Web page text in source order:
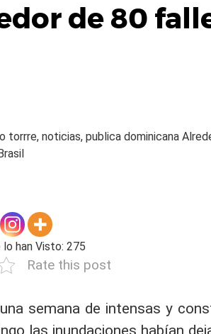
de 80
torrre, noticias, publica dominicana
han Visto: 275
Rate this post
semana de intensas y
las inundaciones habían